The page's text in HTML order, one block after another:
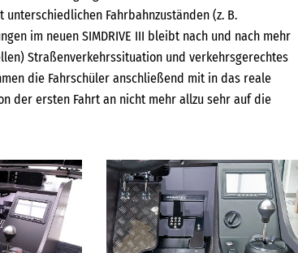
Fahrbahnzuständen (z. B.
im neuen SIMDRIVE III bleibt nach und nach mehr
Straßenverkehrssituation und verkehrsgerechtes
die Fahrschüler anschließend mit in das reale
der ersten Fahrt an nicht mehr allzu sehr auf die